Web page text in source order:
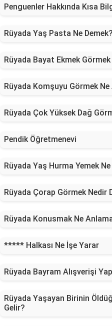
Penguenler Hakkında Kısa
Rüyada Yaş Pasta Ne Demek?
Rüyada Bayat Ekmek
Rüyada Komşuyu Görmek
Rüyada Çok Yüksek Dağ
Pendik Öğretmenevi
Rüyada Yaş Hurma Yemek
Rüyada Çorap Görmek Nedir
Rüyada Konusmak Ne
***** Halkası Ne İşe Yarar
Rüyada Bayram Alışverişi
Rüyada Yaşayan Birinin
Gelir?